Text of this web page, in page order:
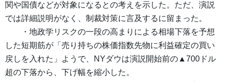
関や国債などが対象になるとの考えを示した。ただ、演説
では詳細説明がなく、制裁対策に言及するに留まった。
・地政学リスクの一段の高まりによる相場下落を予想
した短期筋が「売り持ちの株価指数先物に利益確定の買い
戻しを入れた」ようで、NYダウは演説開始前の▲700ドル
超の下落から、下げ幅を縮小した。